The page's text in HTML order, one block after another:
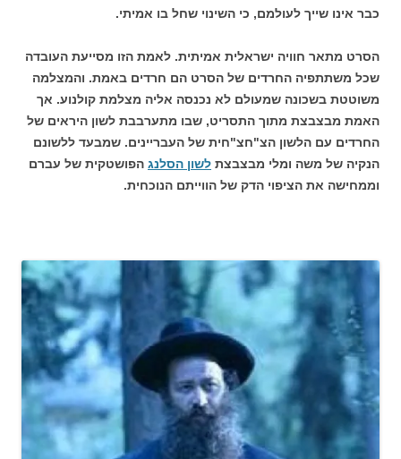
כבר אינו שייך לעולמם, כי השינוי שחל בו אמיתי.
הסרט מתאר חוויה ישראלית אמיתית. לאמת הזו מסייעת העובדה
שכל משתתפיה החרדים של הסרט הם חרדים באמת. והמצלמה
משוטטת בשכונה שמעולם לא נכנסה אליה מצלמת קולנוע. אך
האמת מבצבצת מתוך התסריט, שבו מתערבבת לשון היראים של
החרדים עם הלשון הצ"חצ"חית של העבריינים. שמבעד ללשונם
הנקיה של משה ומלי מבצבצת לשון הסלנג הפושטקית של עברם
וממחישה את הציפוי הדק של הווייתם הנוכחית.